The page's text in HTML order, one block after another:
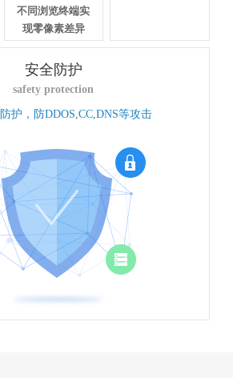
不同浏览终端实
现零像素差异
安全防护
safety protection
护，防DDOS,CC,DNS等攻击